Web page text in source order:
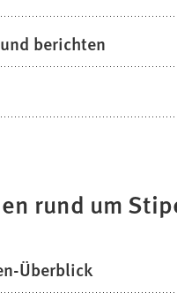
berichten
rund um
Überblick